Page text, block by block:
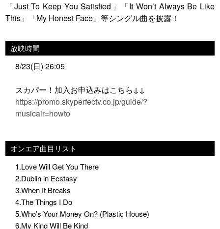
「Just To Keep You Satisfied」「It Won’t Always Be Like
This」「My Honest Face」等シングル曲を披露！
放映時間
8/23(日) 26:05
スカパー！加入お申込みはこちら↓↓
https://promo.skyperfectv.co.jp/guide/?
musicair=howto
オンエア曲目リスト
1.Love Will Get You There
2.Dublin in Ecstasy
3.When It Breaks
4.The Things I Do
5.Who’s Your Money On? (Plastic House)
6.My King Will Be Kind